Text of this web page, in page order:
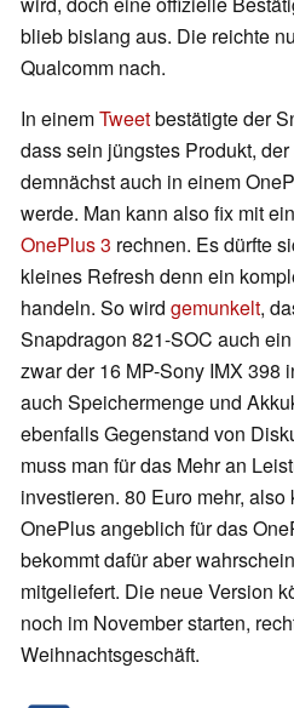
blieb bislang aus. Die reichte
Qualcomm nach.
In einemTweetbestätigte der
dass sein jüngstes Produkt, der
demnächst auch in einem
werde. Man kann also fix mit
OnePlus 3 rechnen. Es dürfte
kleines Refresh denn ein
handeln. So wird gemunkelt,
Snapdragon 821-SOC auch
zwar der 16 MP-Sony IMX 398
auch Speichermenge und
ebenfalls Gegenstand von
muss man für das Mehr an
investieren. 80 Euro mehr,
OnePlus angeblich für das
bekommt dafür aber
mitgeliefert. Die neue Version
noch im November starten,
Weihnachtsgeschäft.